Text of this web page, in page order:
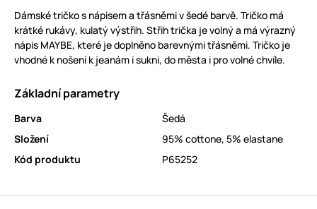
Dámské tričko s nápisem a třásněmi v šedé barvě. Tričko má
krátké rukávy, kulatý výstřih. Střih trička je volný a má výrazný
nápis MAYBE, které je doplněno barevnými třásněmi. Tričko je
vhodné k nošení k jeanám i sukni, do města i pro volné chvíle.
Základní parametry
Barva
Šedá
Složení
95% cottone, 5% elastane
Kód produktu
P65252